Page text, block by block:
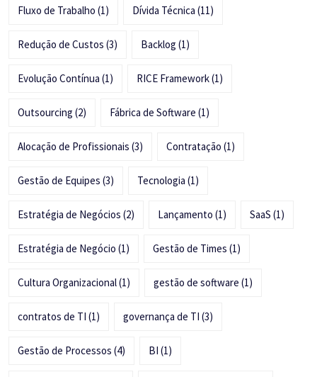
Fluxo de Trabalho (1) Dívida Técnica (11)
Redução de Custos (3) Backlog (1)
Evolução Contínua (1) RICE Framework(1)
Outsourcing (2) Fábrica de Software (1)
Alocação de Profissionais (3) Contratação (1)
Gestão de Equipes (3) Tecnologia (1)
Estratégia de Negócios (2) Lançamento (1) SaaS (1)
Estratégia de Negócio (1) Gestão de Times (1)
Cultura Organizacional(1) gestão de software (1)
contratos de TI (1) governança de TI (3)
Gestão de Processos (4) BI (1)